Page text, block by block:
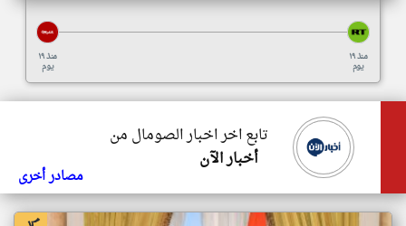
منذ ١٩
يوم
منذ ١٩
يوم
تابع اخر اخبار الصومال من
أخبار الآن
مصادر أخرى